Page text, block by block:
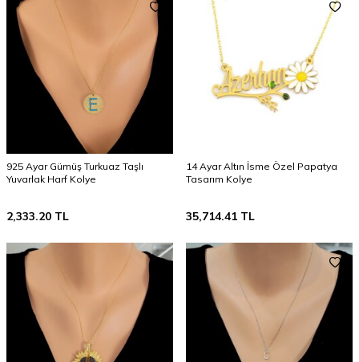
925 Ayar Gümüş Turkuaz Taşlı
Yuvarlak Harf Kolye
2,333.20 TL
14 Ayar Altın İsme Özel Papatya
Tasarım Kolye
35,714.41 TL